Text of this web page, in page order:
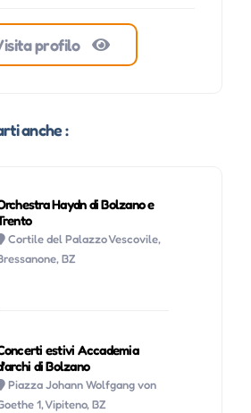
profilo
anche :
Haydn di Bolzano e
Cortile del Palazzo Vescovile,
BZ
estivi Accademia
di Bolzano
Piazza Johann Wolfgang von
1, Vipiteno, BZ